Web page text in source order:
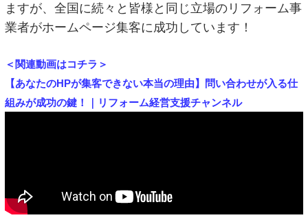
ますが、全国に続々と皆様と同じ立場のリフォーム事
業者がホームページ集客に成功しています！
＜関連動画はコチラ＞
【あなたのHPが集客できない本当の理由】問い合わせが入る仕
組みが成功の鍵！｜リフォーム経営支援チャンネル